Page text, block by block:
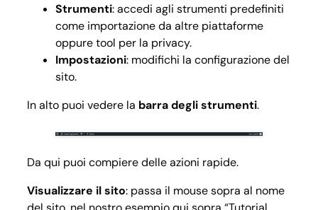
Strumenti: accedi agli strumenti predefiniti
come importazione da altre piattaforme
oppure tool per la privacy.
Impostazioni: modifichi la configurazione del
sito.
In alto puoi vedere la barra degli strumenti.
Da qui puoi compiere delle azioni rapide.
Visualizzare il sito: passa il mouse sopra al nome